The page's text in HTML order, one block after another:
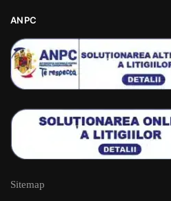
ANPC
Sitemap